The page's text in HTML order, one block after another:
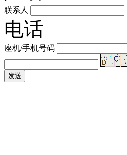
联系人
电话
座机/手机号码